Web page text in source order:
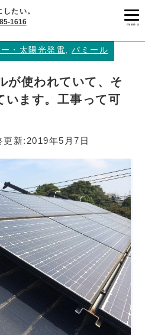
たい。
1616 menu
・太陽光発電, パミール
使われていて、そ
います。工事って可
更新: 2019年5月7日